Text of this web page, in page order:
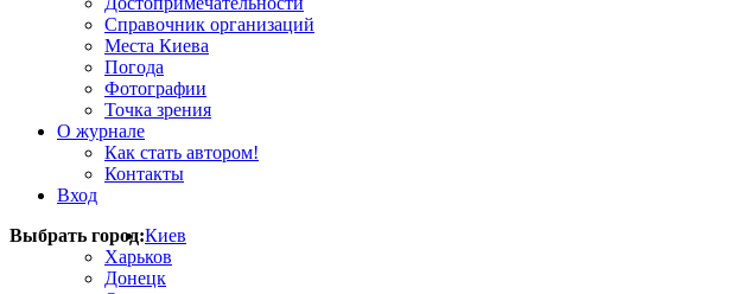
Справочник организаций
Места Киева
Погода
Фотографии
Точка зрения
О журнале
Как стать автором!
Контакты
Вход
Выбрать город:Киев
Харьков
Донецк